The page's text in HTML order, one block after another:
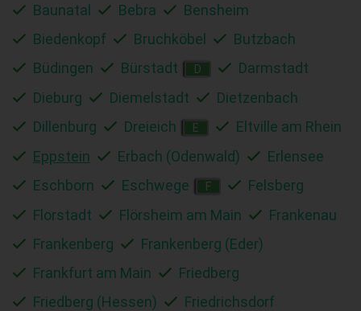
Baunatal
Bebra
Bensheim
Biedenkopf
Bruchköbel
Butzbach
Büdingen
Bürstadt D
Darmstadt
Dieburg
Diemelstadt
Dietzenbach
Dillenburg
Dreieich E
Eltville am Rhein
Eppstein
Erbach (Odenwald)
Erlensee
Eschborn
Eschwege F
Felsberg
Florstadt
Flörsheim am Main
Frankenau
Frankenberg
Frankenberg (Eder)
Frankfurt am Main
Friedberg
Friedberg (Hessen)
Friedrichsdorf